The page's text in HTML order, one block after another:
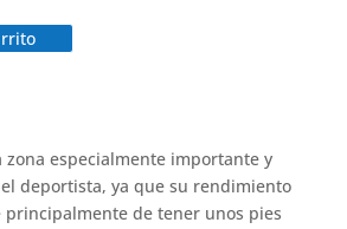
zona especialmente importante y
deportista, ya que su rendimiento
de tener unos pies